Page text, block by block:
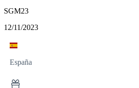
SGM23
12/11/2023
España